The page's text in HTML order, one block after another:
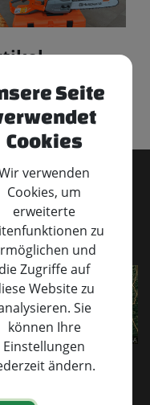
Seite
Cookies
verwenden
Cookies, um
erweiterte
zu
und
die Zugriffe auf
Website zu
Sie
können Ihre
Einstellungen
ändern.